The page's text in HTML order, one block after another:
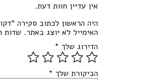
אין עדיין חוות דעת.
היה הראשון לכתוב סקירה
האימייל לא יוצג באתר. שדות
הדירוג שלך *
הביקורת שלך *